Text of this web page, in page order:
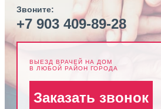
Звоните:
+7 903 409-89-28
ВЫЕЗД ВРАЧЕЙ НА ДОМ
В ЛЮБОЙ РАЙОН ГОРОДА
Заказать звонок